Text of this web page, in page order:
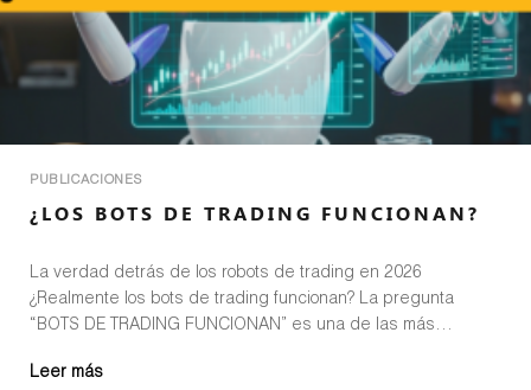
PUBLICACIONES
¿LOS BOTS DE TRADING FUNCIONAN?
La verdad detrás de los robots de trading en 2026
¿Realmente los bots de trading funcionan? La pregunta
“BOTS DE TRADING FUNCIONAN” es una de las más
mercados financieros sin tener años de experiencia. En este
Leer más